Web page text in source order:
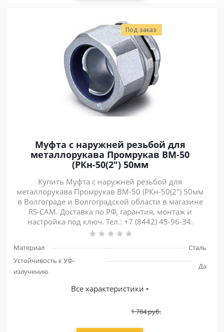
Под заказ
Муфта с наружней резьбой для
металлорукава Промрукав ВМ-50
(РКн-50(2") 50мм
Купить Муфта с наружней резьбой для
металлорукава Промрукав ВМ-50 (РКн-50(2") 50мм
в Волгограде и Волгоградской области в магазине
RS-CAM. Доставка по РФ, гарантия, монтаж и
настройка под ключ. Тел.: +7 (8442) 45-96-34.
Материал
Сталь
Устойчивость к УФ-
излучению
Да
Все характеристики
1 784руб.